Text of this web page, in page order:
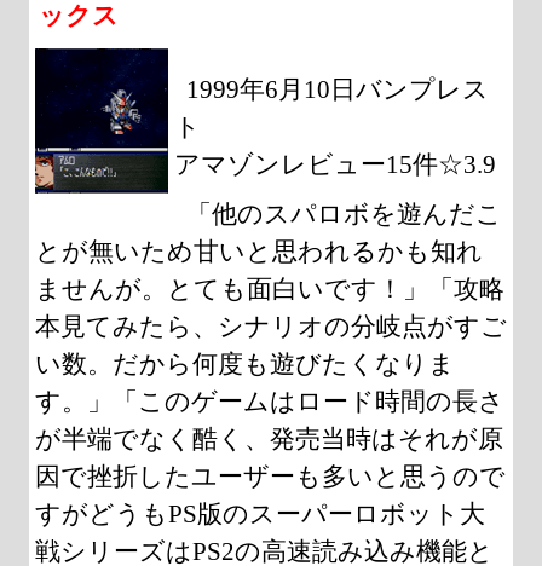
ックス
1999年6月10日バンプレス
ト
アマゾンレビュー15件☆3.9
「他のスパロボを遊んだこ
とが無いため甘いと思われるかも知れ
ませんが。とても面白いです！」「攻略
本見てみたら、シナリオの分岐点がすご
い数。だから何度も遊びたくなりま
す。」「このゲームはロード時間の長さ
が半端でなく酷く、発売当時はそれが原
因で挫折したユーザーも多いと思うので
すがどうもPS版のスーパーロボット大
戦シリーズはPS2の高速読み込み機能と